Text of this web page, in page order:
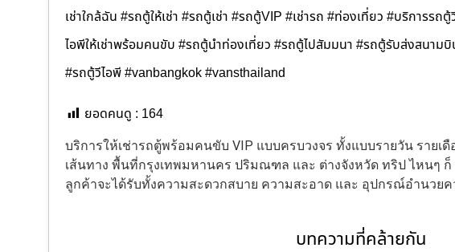
เช่าใกล้ฉัน #รถตู้ให้เช่า #รถตู้เช่า #รถตู้VIP #เช่ารถ #ท่องเที่ยว #บริการรถ
ไอพีให้เช่าพร้อมคนขับ #รถตู้นำท่องเที่ยว #รถตู้ไปสัมมนา #รถตู้รับส่งสนาม
#รถตู้วีไอพี #vanbangkok #vansthailand
ยอดคนดู : 164
บริการให้เช่ารถตู้พร้อมคนขับ VIP แบบครบวงจร ทั้งแบบรายวัน ราย
เส้นทาง พื้นที่กรุงเทพมหานคร ปริมณฑล และ ต่างจังหวัด ทริป ไหนๆ ก็
ลูกค้าจะได้รับทั้งความสะดวกสบาย ความสะอาด และ อุปกรณ์อำนวย
บทความที่คล้ายกัน